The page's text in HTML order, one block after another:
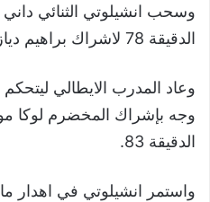
وسحب انشيلوتي الثنائي
الدقيقة 78 لاشراك براهيم دياز وكامافينغا.
وعاد المدرب الايطالي
وجه بإشراك المخضرم لوكا
الدقيقة 83.
واستمر انشيلوتي في اهدار